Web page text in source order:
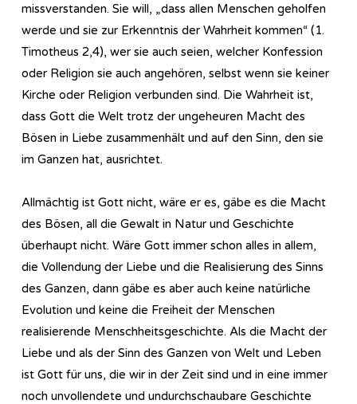
missverstanden. Sie will, „dass allen Menschen geholfen
werde und sie zur Erkenntnis der Wahrheit kommen“ (1.
Timotheus 2,4), wer sie auch seien, welcher Konfession
oder Religion sie auch angehören, selbst wenn sie keiner
Kirche oder Religion verbunden sind. Die Wahrheit ist,
dass Gott die Welt trotz der ungeheuren Macht des
Bösen in Liebe zusammenhält und auf den Sinn, den sie
im Ganzen hat, ausrichtet.
Allmächtig ist Gott nicht, wäre er es, gäbe es die Macht
des Bösen, all die Gewalt in Natur und Geschichte
überhaupt nicht. Wäre Gott immer schon alles in allem,
die Vollendung der Liebe und die Realisierung des Sinns
des Ganzen, dann gäbe es aber auch keine natürliche
Evolution und keine die Freiheit der Menschen
realisierende Menschheitsgeschichte. Als die Macht der
Liebe und als der Sinn des Ganzen von Welt und Leben
ist Gott für uns, die wir in der Zeit sind und in eine immer
noch unvollendete und undurchschaubare Geschichte